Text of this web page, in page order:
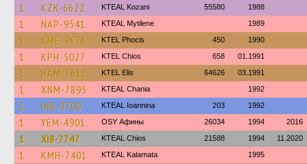
1 KZK-6622 KTEAL Kozani 55580 1988
1 NAP-9541 KTEAL Mytilene 1989
1 KME-9676 ΚΤΕL Phocis 450 1990
1 KPH-5027 KTEL Chios 658 01.1991
1 HAM-7611 KTEL Elis 64626 03.1991
1 XNM-7895 KTEAL Chania 1992
1 INK-9700 KTEAL Ioannina 203 1992
1 YEM-4901 OSY Афины 26034 1994 2016
1 XIB-7747 KTEAL Chios 21588 1994 11.2020
1 KMH-7401 KTEAL Kalamata 1995